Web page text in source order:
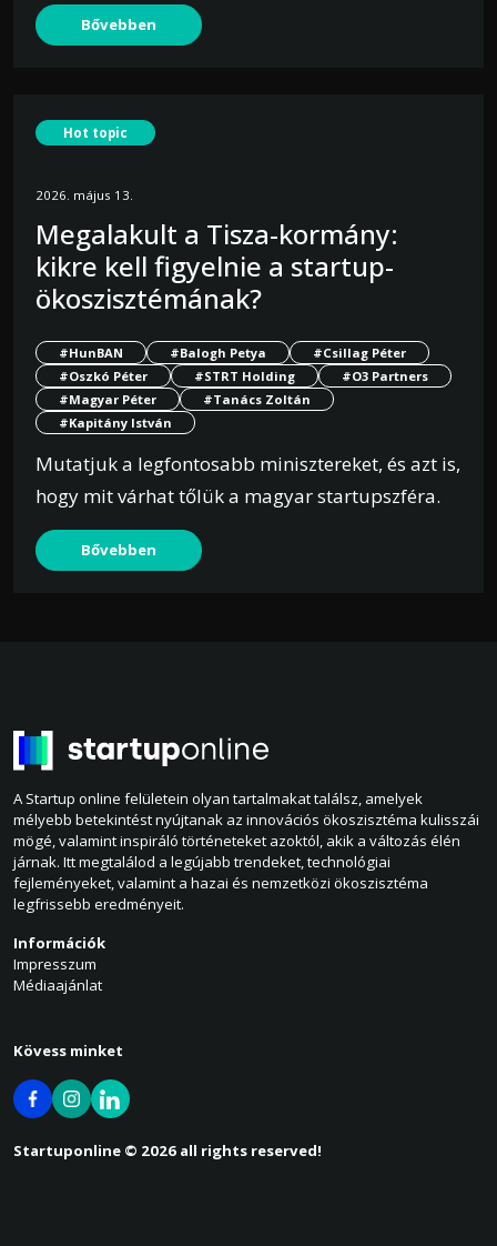
Bővebben
Hot topic
2026. május 13.
Megalakult a Tisza-kormány:
kikre kell figyelnie a startup-
ökoszisztémának?
#HunBAN #Balogh Petya
#Csillag Péter
#Oszkó Péter
#STRT Holding
#O3 Partners
#Magyar Péter
#Tanács Zoltán
#Kapitány István
Mutatjuk a legfontosabb minisztereket, és azt is,
hogy mit várhat tőlük a magyar startupszféra.
Bővebben
A Startup online felületein olyan tartalmakat találsz, amelyek
mélyebb betekintést nyújtanak az innovációs ökoszisztéma kulisszái
mögé, valamint inspiráló történeteket azoktól, akik a változás élén
járnak. Itt megtalálod a legújabb trendeket, technológiai
fejleményeket, valamint a hazai és nemzetközi ökoszisztéma
legfrissebb eredményeit.
Információk
Impresszum
Médiaajánlat
Kövess minket
Startuponline © 2026 all rights reserved!